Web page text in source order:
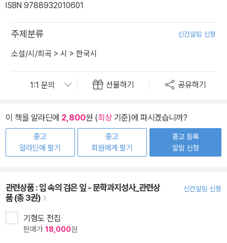
ISBN 9788932010601
주제분류 신간알림 신청
소설/시/희곡 > 시 > 한국시
선물하기 공유하기
이 책을 알라딘에 2,800원 (최상기준)에 파시겠습니까?
중고
알라딘에 팔기
중고
회원에게 팔기
중고 등록
알림 신청
관련상품 :입 속의 검은 잎 - 문학과지성사_관련상
품 (총 3권)
신간알림 신청
기형도 전집
판매가 18,000원